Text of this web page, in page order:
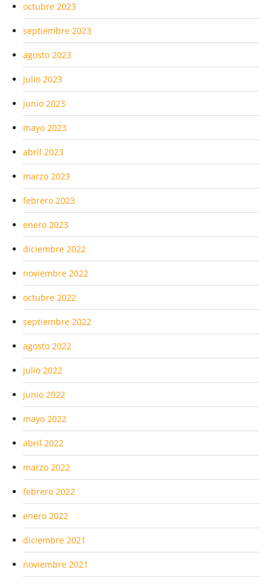
octubre 2023
septiembre 2023
agosto 2023
julio 2023
junio 2023
mayo 2023
abril 2023
marzo 2023
febrero 2023
enero 2023
diciembre 2022
noviembre 2022
octubre 2022
septiembre 2022
agosto 2022
julio 2022
junio 2022
mayo 2022
abril 2022
marzo 2022
febrero 2022
enero 2022
diciembre 2021
noviembre 2021